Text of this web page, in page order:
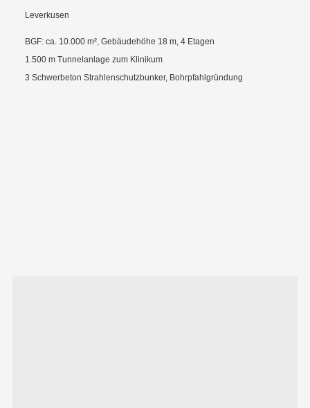
Leverkusen
BGF: ca. 10.000 m², Gebäudehöhe 18 m, 4 Etagen
1.500 m Tunnelanlage zum Klinikum
3 Schwerbeton Strahlenschutzbunker, Bohrpfahlgründung